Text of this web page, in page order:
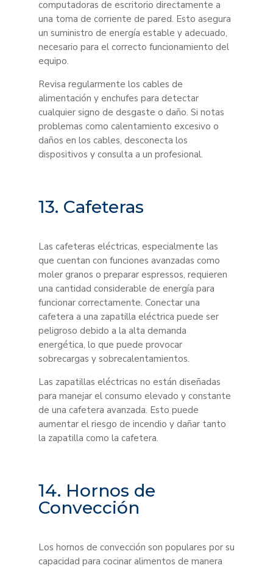
computadoras de escritorio directamente a
una toma de corriente de pared. Esto asegura
un suministro de energía estable y adecuado,
necesario para el correcto funcionamiento del
equipo.
Revisa regularmente los cables de
alimentación y enchufes para detectar
cualquier signo de desgaste o daño. Si notas
problemas como calentamiento excesivo o
daños en los cables, desconecta los
dispositivos y consulta a un profesional.
13. Cafeteras
Las cafeteras eléctricas, especialmente las
que cuentan con funciones avanzadas como
moler granos o preparar espressos, requieren
una cantidad considerable de energía para
funcionar correctamente. Conectar una
cafetera a una zapatilla eléctrica puede ser
peligroso debido a la alta demanda
energética, lo que puede provocar
sobrecargas y sobrecalentamientos.
Las zapatillas eléctricas no están diseñadas
para manejar el consumo elevado y constante
de una cafetera avanzada. Esto puede
aumentar el riesgo de incendio y dañar tanto
la zapatilla como la cafetera.
14. Hornos de
Convección
Los hornos de convección son populares por su
capacidad para cocinar alimentos de manera